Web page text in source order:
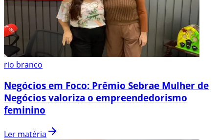
rio branco
Negócios em Foco: Prêmio Sebrae Mulher de
Negócios valoriza o empreendedorismo
feminino
Ler matéria